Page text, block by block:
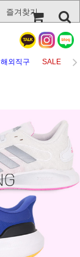
즐겨찾기
해외직구 SALE